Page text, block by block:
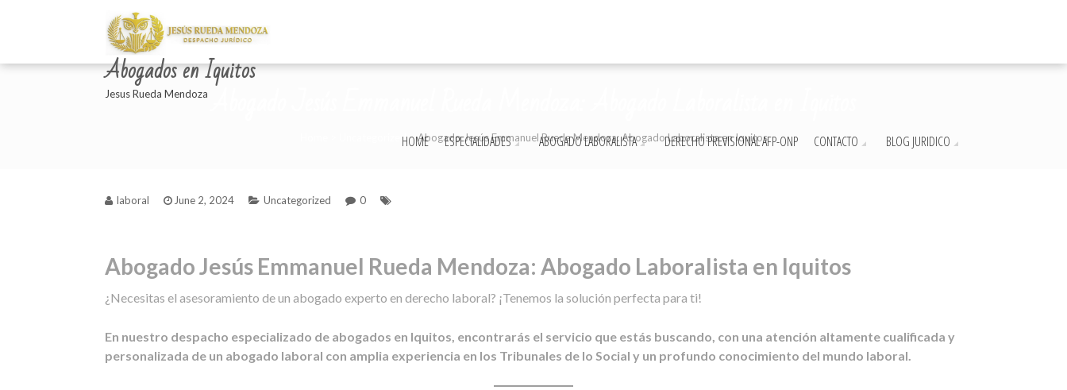
Abogados en Iquitos
Jesus Rueda Mendoza
HOME ESPECIALIDADES ABOGADO LABORALISTA DERECHO PREVISIONAL AFP-ONP CONTACTO BLOG JURIDICO
Uncategorized >Abogado Jesús Emmanuel Rueda Mendoza: Abogado Laboralista en Iquitos
laboral June 2, 2024 Uncategorized 0
Abogado Jesús Emmanuel Rueda Mendoza: Abogado Laboralista en Iquitos
¿Necesitas el asesoramiento de un abogado experto en derecho laboral? ¡Tenemos la solución perfecta para ti!
En nuestro despacho especializado de abogados en Iquitos, encontrarás el servicio que estás buscando, con una atención altamente cualificada y
personalizada de un abogado laboral con amplia experiencia en los Tribunales de lo Social y un profundo conocimiento del mundo laboral.